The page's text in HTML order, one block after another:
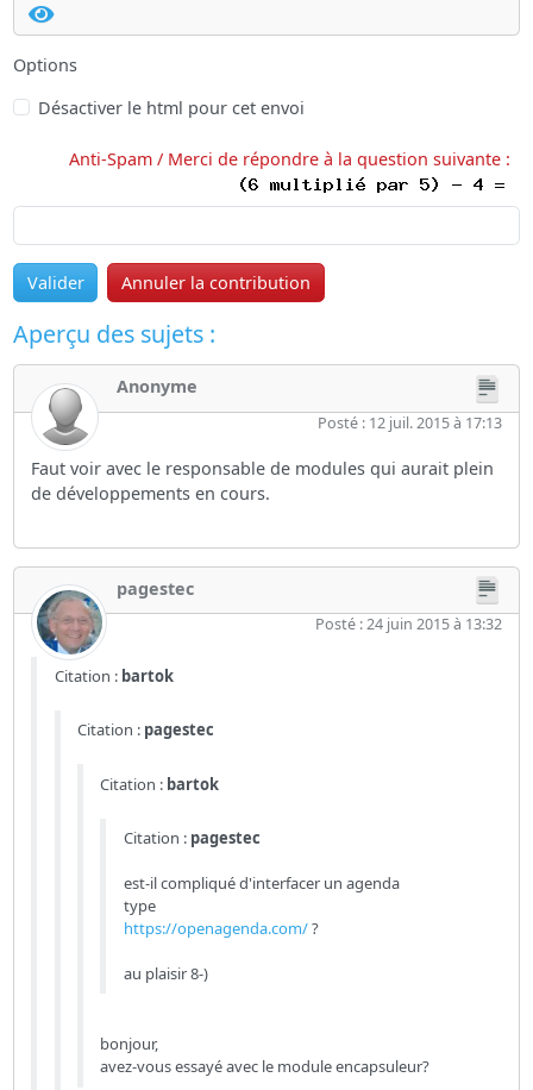
Options
Désactiver le html pour cet envoi
Anti-Spam / Merci de répondre à la question suivante :
Valider Annuler la contribution
Aperçu des sujets :
Anonyme
Posté : 12 juil. 2015 à 17:13
Faut voir avec le responsable de modules qui aurait plein
de développements en cours.
pagestec
Posté : 24 juin 2015 à 13:32
Citation : bartok
Citation : pagestec
Citation : bartok
Citation : pagestec
est-il compliqué d'interfacer un agenda
type
https://openagenda.com/?
au plaisir 8-)
bonjour,
avez-vous essayé avec le module encapsuleur?